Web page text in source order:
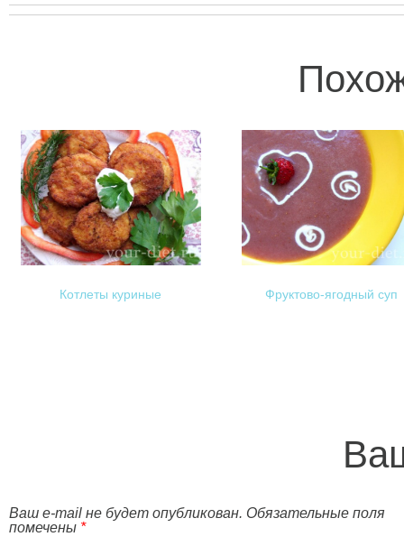
Котлеты куриные Фруктово-ягодный суп
Ваш e-mail не будет опубликован. Обязательные поля
помечены *